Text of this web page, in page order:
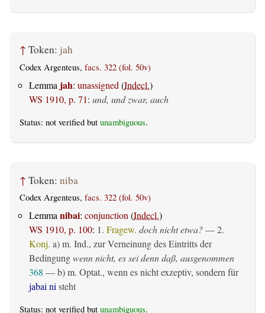
↑ Token: jah
Codex Argenteus, facs. 322 (fol. 50v)
Lemma jah: unassigned (Indecl.)
WS 1910, p. 71: und, und zwar, auch
Status: not verified but unambiguous.
↑ Token: niba
Codex Argenteus, facs. 322 (fol. 50v)
Lemmanibai: conjunction(Indecl.)
WS 1910, p. 100: 1. Fragew. doch nicht etwa?— 2.
Konj. a)m. Ind., zur Verneinung des Eintritts der
Bedingungwenn nicht, es sei denn daß, ausgenommen
368 — b)m. Optat., wenn es nicht exzeptiv, sondern für
jabai nisteht
Status: not verified but unambiguous.